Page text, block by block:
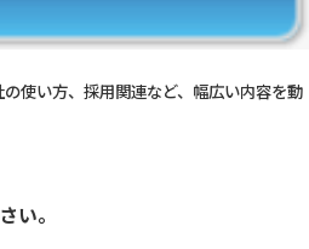
使い方、採用関連など、幅広い内容を動
い。